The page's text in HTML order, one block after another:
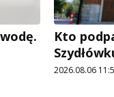
Kto
2026.08.06